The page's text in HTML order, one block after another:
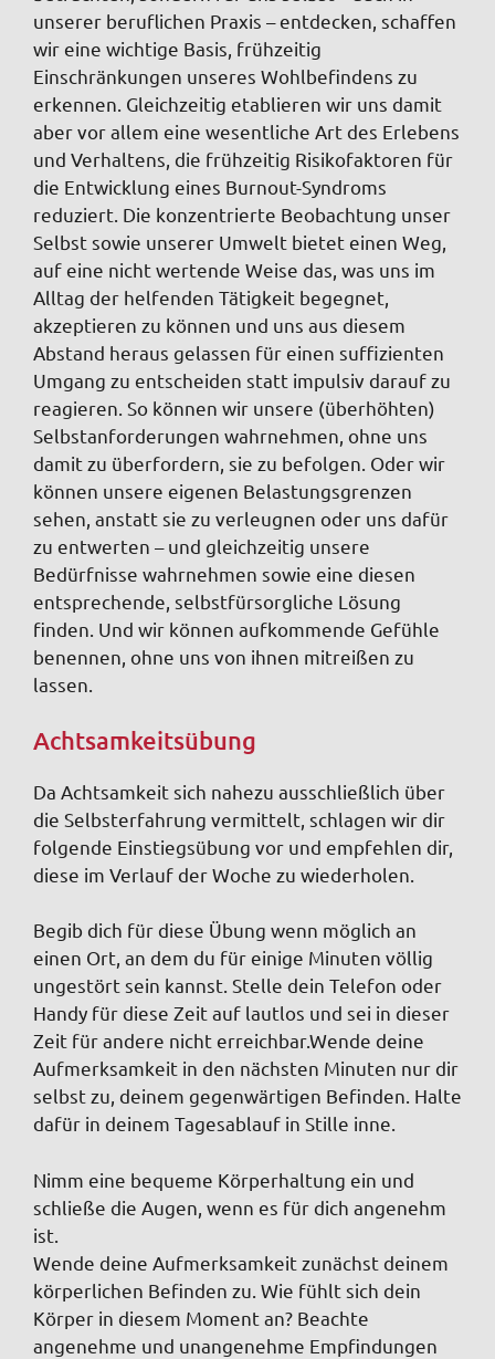
unserer beruflichen Praxis – entdecken, schaffen
wir eine wichtige Basis, frühzeitig
Einschränkungen unseres Wohlbefindens zu
erkennen. Gleichzeitig etablieren wir uns damit
aber vor allem eine wesentliche Art des Erlebens
und Verhaltens, die frühzeitig Risikofaktoren für
die Entwicklung eines Burnout-Syndroms
reduziert. Die konzentrierte Beobachtung unser
Selbst sowie unserer Umwelt bietet einen Weg,
auf eine nicht wertende Weise das, was uns im
Alltag der helfenden Tätigkeit begegnet,
akzeptieren zu können und uns aus diesem
Abstand heraus gelassen für einen suffizienten
Umgang zu entscheiden statt impulsiv darauf zu
reagieren. So können wir unsere (überhöhten)
Selbstanforderungen wahrnehmen, ohne uns
damit zu überfordern, sie zu befolgen. Oder wir
können unsere eigenen Belastungsgrenzen
sehen, anstatt sie zu verleugnen oder uns dafür
zu entwerten – und gleichzeitig unsere
Bedürfnisse wahrnehmen sowie eine diesen
entsprechende, selbstfürsorgliche Lösung
finden. Und wir können aufkommende Gefühle
benennen, ohne uns von ihnen mitreißen zu
lassen.
Achtsamkeitsübung
Da Achtsamkeit sich nahezu ausschließlich über
die Selbsterfahrung vermittelt, schlagen wir dir
folgende Einstiegsübung vor und empfehlen dir,
diese im Verlauf der Woche zu wiederholen.
Begib dich für diese Übung wenn möglich an
einen Ort, an dem du für einige Minuten völlig
ungestört sein kannst. Stelle dein Telefon oder
Handy für diese Zeit auf lautlos und sei in dieser
Zeit für andere nicht erreichbar.Wende deine
Aufmerksamkeit in den nächsten Minuten nur dir
selbst zu, deinem gegenwärtigen Befinden. Halte
dafür in deinem Tagesablauf in Stille inne.
Nimm eine bequeme Körperhaltung ein und
schließe die Augen, wenn es für dich angenehm
ist.
Wende deine Aufmerksamkeit zunächst deinem
körperlichen Befinden zu. Wie fühlt sich dein
Körper in diesem Moment an? Beachte
angenehme und unangenehme Empfindungen